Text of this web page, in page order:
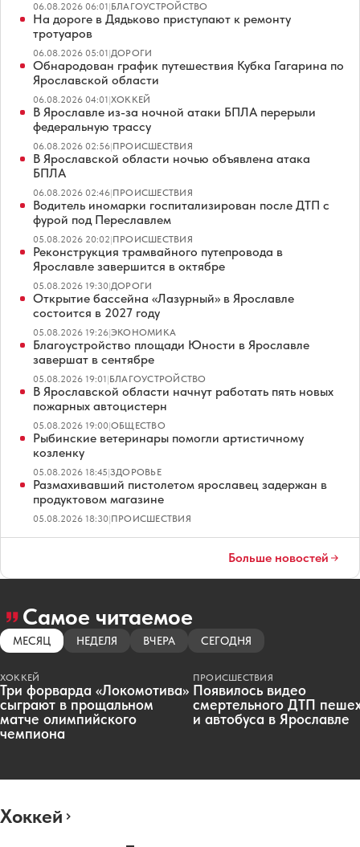
06.08.2026 06:01|БЛАГОУСТРОЙСТВО
На дороге в Дядьково приступают к ремонту
тротуаров
06.08.2026 05:01|ДОРОГИ
Обнародован график путешествия Кубка Гагарина по
Ярославской области
06.08.2026 04:01|ХОККЕЙ
В Ярославле из-за ночной атаки БПЛА перерыли
федеральную трассу
06.08.2026 02:56|ПРОИСШЕСТВИЯ
В Ярославской области ночью объявлена атака
БПЛА
06.08.2026 02:46|ПРОИСШЕСТВИЯ
Водитель иномарки госпитализирован после ДТП с
фурой под Переславлем
05.08.2026 20:02|ПРОИСШЕСТВИЯ
Реконструкция трамвайного путепровода в
Ярославле завершится в октябре
05.08.2026 19:30|ДОРОГИ
Открытие бассейна «Лазурный» в Ярославле
состоится в 2027 году
05.08.2026 19:26|ЭКОНОМИКА
Благоустройство площади Юности в Ярославле
завершат в сентябре
05.08.2026 19:01|БЛАГОУСТРОЙСТВО
В Ярославской области начнут работать пять новых
пожарных автоцистерн
05.08.2026 19:00|ОБЩЕСТВО
Рыбинские ветеринары помогли артистичному
козленку
05.08.2026 18:45|ЗДОРОВЬЕ
Размахивавший пистолетом ярославец задержан в
продуктовом магазине
05.08.2026 18:30|ПРОИСШЕСТВИЯ
Больше новостей
Самое читаемое
МЕСЯЦ НЕДЕЛЯ ВЧЕРА СЕГОДНЯ
ХОККЕЙ
Три форварда «Локомотива»
сыграют в прощальном
матче олимпийского
чемпиона
ПРОИСШЕСТВИЯ
Появилось видео
смертельного ДТП
и автобуса в Ярославле
Хоккей